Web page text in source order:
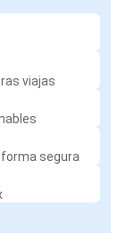
viajas
segura